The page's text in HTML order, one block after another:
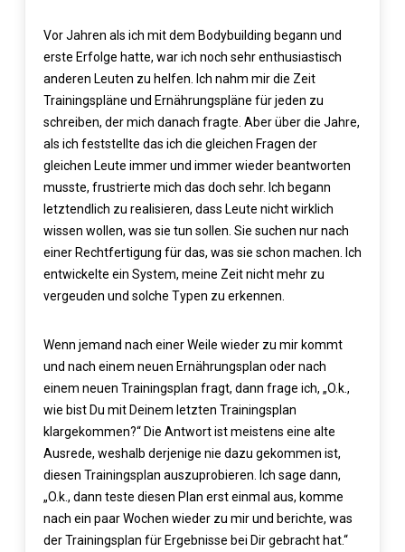
Vor Jahren als ich mit dem Bodybuilding begann und
erste Erfolge hatte, war ich noch sehr enthusiastisch
anderen Leuten zu helfen. Ich nahm mir die Zeit
Trainingspläne und Ernährungspläne für jeden zu
schreiben, der mich danach fragte. Aber über die Jahre,
als ich feststellte das ich die gleichen Fragen der
gleichen Leute immer und immer wieder beantworten
musste, frustrierte mich das doch sehr. Ich begann
letztendlich zu realisieren, dass Leute nicht wirklich
wissen wollen, was sie tun sollen. Sie suchen nur nach
einer Rechtfertigung für das, was sie schon machen. Ich
entwickelte ein System, meine Zeit nicht mehr zu
vergeuden und solche Typen zu erkennen.
Wenn jemand nach einer Weile wieder zu mir kommt
und nach einem neuen Ernährungsplan oder nach
einem neuen Trainingsplan fragt, dann frage ich, „O.k.,
wie bist Du mit Deinem letzten Trainingsplan
klargekommen?“ Die Antwort ist meistens eine alte
Ausrede, weshalb derjenige nie dazu gekommen ist,
diesen Trainingsplan auszuprobieren. Ich sage dann,
„O.k., dann teste diesen Plan erst einmal aus, komme
nach ein paar Wochen wieder zu mir und berichte, was
der Trainingsplan für Ergebnisse bei Dir gebracht hat.“